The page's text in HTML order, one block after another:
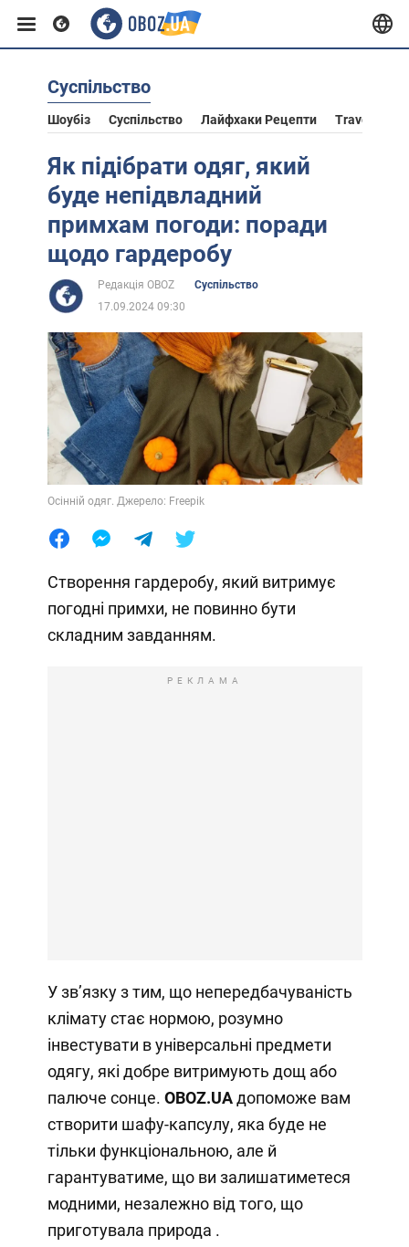
Європа
США
Африка
Життя
Лайфхаки
Суспільство
Шоубіз Суспільство Лайфхаки Рецепти Travel
Як підібрати одяг, який
буде непідвладний
примхам погоди: поради
щодо гардеробу
Редакція OBOZ
Суспільство
17.09.2024 09:30
Осінній одяг. Джерело: Freepik
Створення гардеробу, який витримує
погодні примхи, не повинно бути
складним завданням.
РЕКЛАМА
У зв’язку з тим, що непередбачуваність
клімату стає нормою, розумно
інвестувати в універсальні предмети
одягу, які добре витримують дощ або
палюче сонце. OBOZ.UAдопоможе вам
створити шафу-капсулу, яка буде не
тільки функціональною, але й
гарантуватиме, що ви залишатиметеся
модними, незалежно від того, що
приготувала природа .